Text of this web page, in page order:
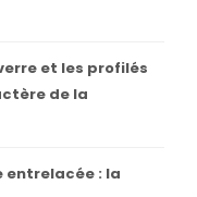
et les profilés
de la
entrelacée : la